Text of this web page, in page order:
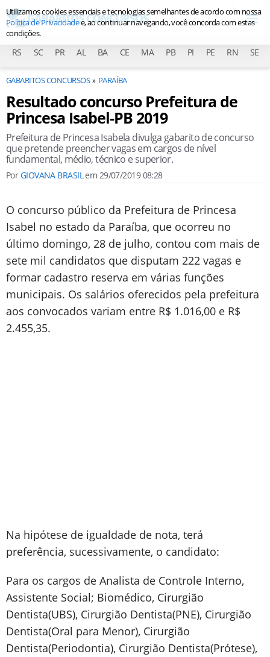
RS SC PR AL BA CE MA PB PI PE RN SE
GABARITOS CONCURSOS PARAÍBA
Resultado concurso Prefeitura de
Princesa Isabel-PB 2019
Prefeitura de Princesa Isabela divulga gabarito de concurso
que pretende preencher vagas em cargos de nível
fundamental, médio, técnico e superior.
PorGIOVANA BRASILem 29/07/2019 08:28
O concurso público da Prefeitura de Princesa
Isabel no estado da Paraíba, que ocorreu no
último domingo, 28 de julho, contou com mais de
sete mil candidatos que disputam 222 vagas e
formar cadastro reserva em várias funções
municipais. Os salários oferecidos pela prefeitura
aos convocados variam entre R$ 1.016,00 e R$
2.455,35.
Na hipótese de igualdade de nota, terá
preferência, sucessivamente, o candidato:
Para os cargos de Analista de Controle Interno,
Assistente Social; Biomédico, Cirurgião
Dentista(UBS), Cirurgião Dentista(PNE), Cirurgião
Dentista(Oral para Menor), Cirurgião
Dentista(Periodontia), Cirurgião Dentista(Prótese),
Utilizamos cookies essenciais e tecnologias semelhantes de acordo com nossa
Política de Privacidadee, ao continuar navegando, você concorda com estas
condições.